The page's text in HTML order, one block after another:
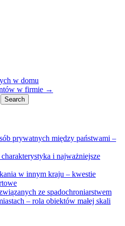
w domu
w firmie →
prywatnych między państwami –
i najważniejsze
w innym kraju – kwestie
ze spadochroniarstwem
– rola obiektów małej skali